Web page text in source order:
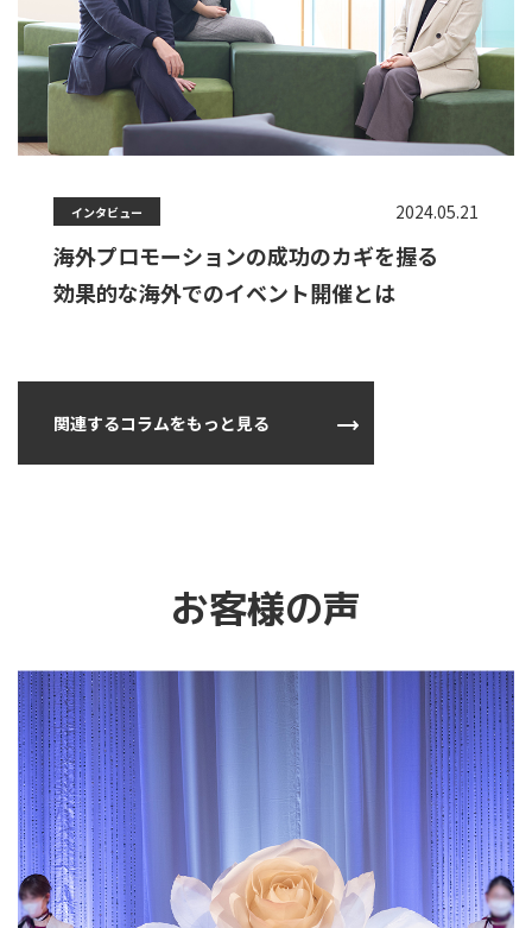
インタビュー 2024.05.21
海外プロモーションの成功のカギを握る
効果的な海外でのイベント開催とは
関連するコラムをもっと見る
お客様の声